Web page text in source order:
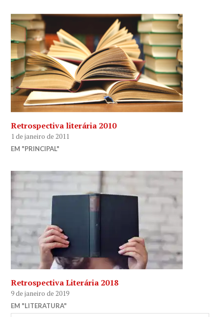
Retrospectiva literária 2010
1 de janeiro de 2011
EM "PRINCIPAL"
Retrospectiva Literária 2018
9 de janeiro de 2019
EM "LITERATURA"